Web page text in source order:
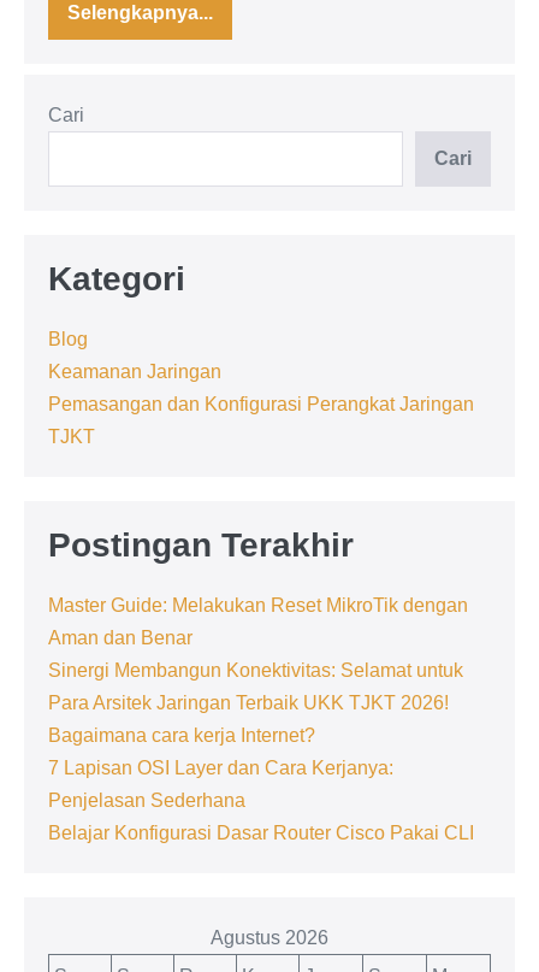
Selengkapnya...
Uji
Kompetensi
Cari
Cari
Kategori
Blog
Keamanan Jaringan
Pemasangan dan Konfigurasi Perangkat Jaringan
TJKT
Postingan Terakhir
Master Guide: Melakukan Reset MikroTik dengan
Aman dan Benar
Sinergi Membangun Konektivitas: Selamat untuk
Para Arsitek Jaringan Terbaik UKK TJKT 2026!
Bagaimana cara kerja Internet?
7 Lapisan OSI Layer dan Cara Kerjanya:
Penjelasan Sederhana
Belajar Konfigurasi Dasar Router Cisco Pakai CLI
Agustus 2026